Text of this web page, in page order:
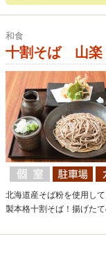
和食
十割そば 山楽
北海道産そば粉を使用し
製本格十割そば！揚げた